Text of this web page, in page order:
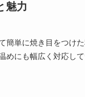
魅力
簡単に焼き目をつけ
めにも幅広く対応し